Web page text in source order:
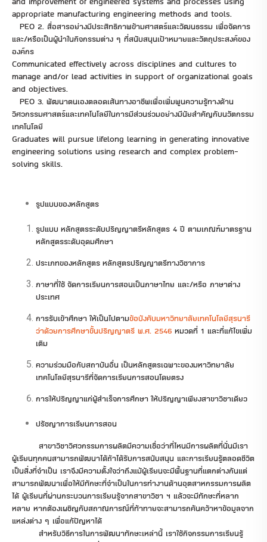
appropriate manufacturing engineering methods and tools.
PEO 2. สื่อสารอย่างมีประสิทธิภาพข้ามศาสตร์และวัฒนธรรม เพื่อจัดการ
และ/หรือเป็นผู้นำในกิจกรรมต่าง ๆ ที่สนับสนุนเป้าหมายและวัตถุประสงค์ของ
องค์กร
Communicated effectively across disciplines and cultures to
manage and/or lead activities in support of organizational goals
and objectives.
PEO 3. พัฒนาตนเองตลอดเส้นทางอาชีพเพื่อเพิ่มพูนความรู้ทางด้าน
วิศวกรรมศาสตร์และเทคโนโลยีในการมีส่วนร่วมอย่างมีนัยสำคัญกับนวัตกรรม
เทคโนโลยี
Graduates will pursue lifelong learning in generating innovative
engineering solutions using research and complex problem-
solving skills.
รูปแบบของหลักสูตร
รูปแบบ หลักสูตรระดับปริญญาตรีหลักสูตร 4 ปี ตามเกณฑ์มาตรฐาน
หลักสูตรระดับอุดมศึกษา
ประเภทของหลักสูตร หลักสูตรปริญญาตรีทางวิชาการ
ภาษาที่ใช้ จัดการเรียนการสอนเป็นภาษาไทย และ/หรือ ภาษาต่าง
ประเทศ
การรับเข้าศึกษา ให้เป็นไปตามข้อบังคับมหาวิทยาลัยเทคโนโลยีสุรนารี
ว่าด้วยการศึกษาขั้นปริญญาตรี พ.ศ. 2546 หมวดที่ 1 และที่แก้ไขเพิ่ม
เติม
ความร่วมมือกับสถาบันอื่น เป็นหลักสูตรเฉพาะของมหาวิทยาลัย
เทคโนโลยีสุรนารีที่จัดการเรียนการสอนโดยตรง
การให้ปริญญาแก่ผู้สำเร็จการศึกษา ให้ปริญญาเพียงสาขาวิชาเดียว
ปรัชญาการเรียนการสอน
สาขาวิชาวิศวกรรมการผลิตมีความเชื่อว่าที่ไหนมีการผลิตที่นั่นมีเรา
ผู้เรียนทุกคนสามารถพัฒนาได้ถ้าได้รับการสนับสนุน และการเรียนรู้ตลอดชีวิต
เป็นสิ่งที่จำเป็น เราจึงมีความตั้งใจว่าถึงแม้ผู้เรียนจะมีพื้นฐานที่แตกต่างกันแต่
สามารถพัฒนาเพื่อให้มีทักษะที่จำเป็นในการทำงานด้านอุตสาหกรรมการผลิต
ได้ ผู้เรียนที่ผ่านกระบวนการเรียนรู้จากสาขาวิชา ฯ แล้วจะมีทักษะที่หลาก
หลาย หากต้องเผชิญกับสถาณการณ์ที่ท้าทายจะสามารถค้นคว้าหาข้อมูลจาก
แหล่งต่าง ๆ เพื่อแก้ปัญหาได้
สำหรับวิธีการในการพัฒนาทักษะเหล่านี้ เราใช้กิจกรรมการเรียนรู้